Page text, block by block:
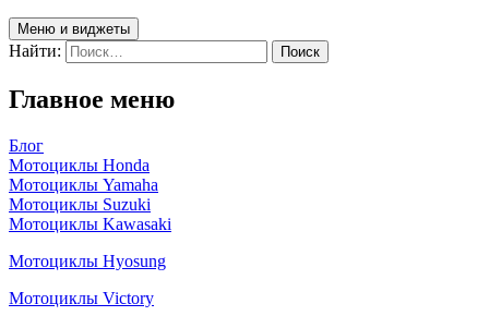
Меню и виджеты
Найти:
Главное меню
Блог
Мотоциклы Honda
Мотоциклы Yamaha
Мотоциклы Suzuki
Мотоциклы Kawasaki
Мотоциклы Hyosung
Мотоциклы Victory